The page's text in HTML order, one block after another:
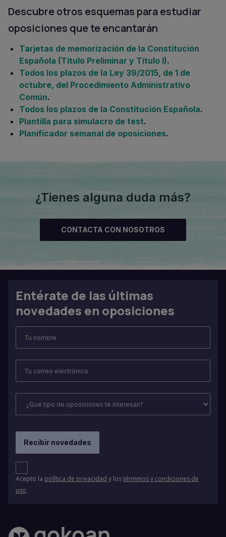
Descubre otros esquemas para estudiar
oposiciones que te encantarán
Tarjetas de memorización de la Constitución
Española (Título Preliminar y Título I).
Todos los plazos de la Ley 39/2015, de 1 de
octubre, del Procedimiento Administrativo
Común.
Todos los plazos de la Constitución Española.
Plantilla para simulacro de test.
Planificador semanal de oposiciones.
¿Tienes alguna duda más?
CONTACTA CON NOSOTROS
Entérate de las últimas
novedades en oposiciones
Acepto la política de privacidad y lostérminos y condiciones de
uso.